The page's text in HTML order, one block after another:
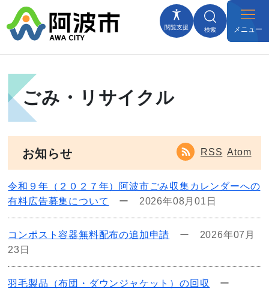
閲覧支援 検索 メニュー
ごみ・リサイクル
お知らせ RSS Atom
令和９年（２０２７年）阿波市ごみ収集カレンダーへの
有料広告募集について
ー 2026年08月01日
コンポスト容器無料配布の追加申請 ー 2026年07月
23日
羽毛製品（布団・ダウンジャケット）の回収
ー